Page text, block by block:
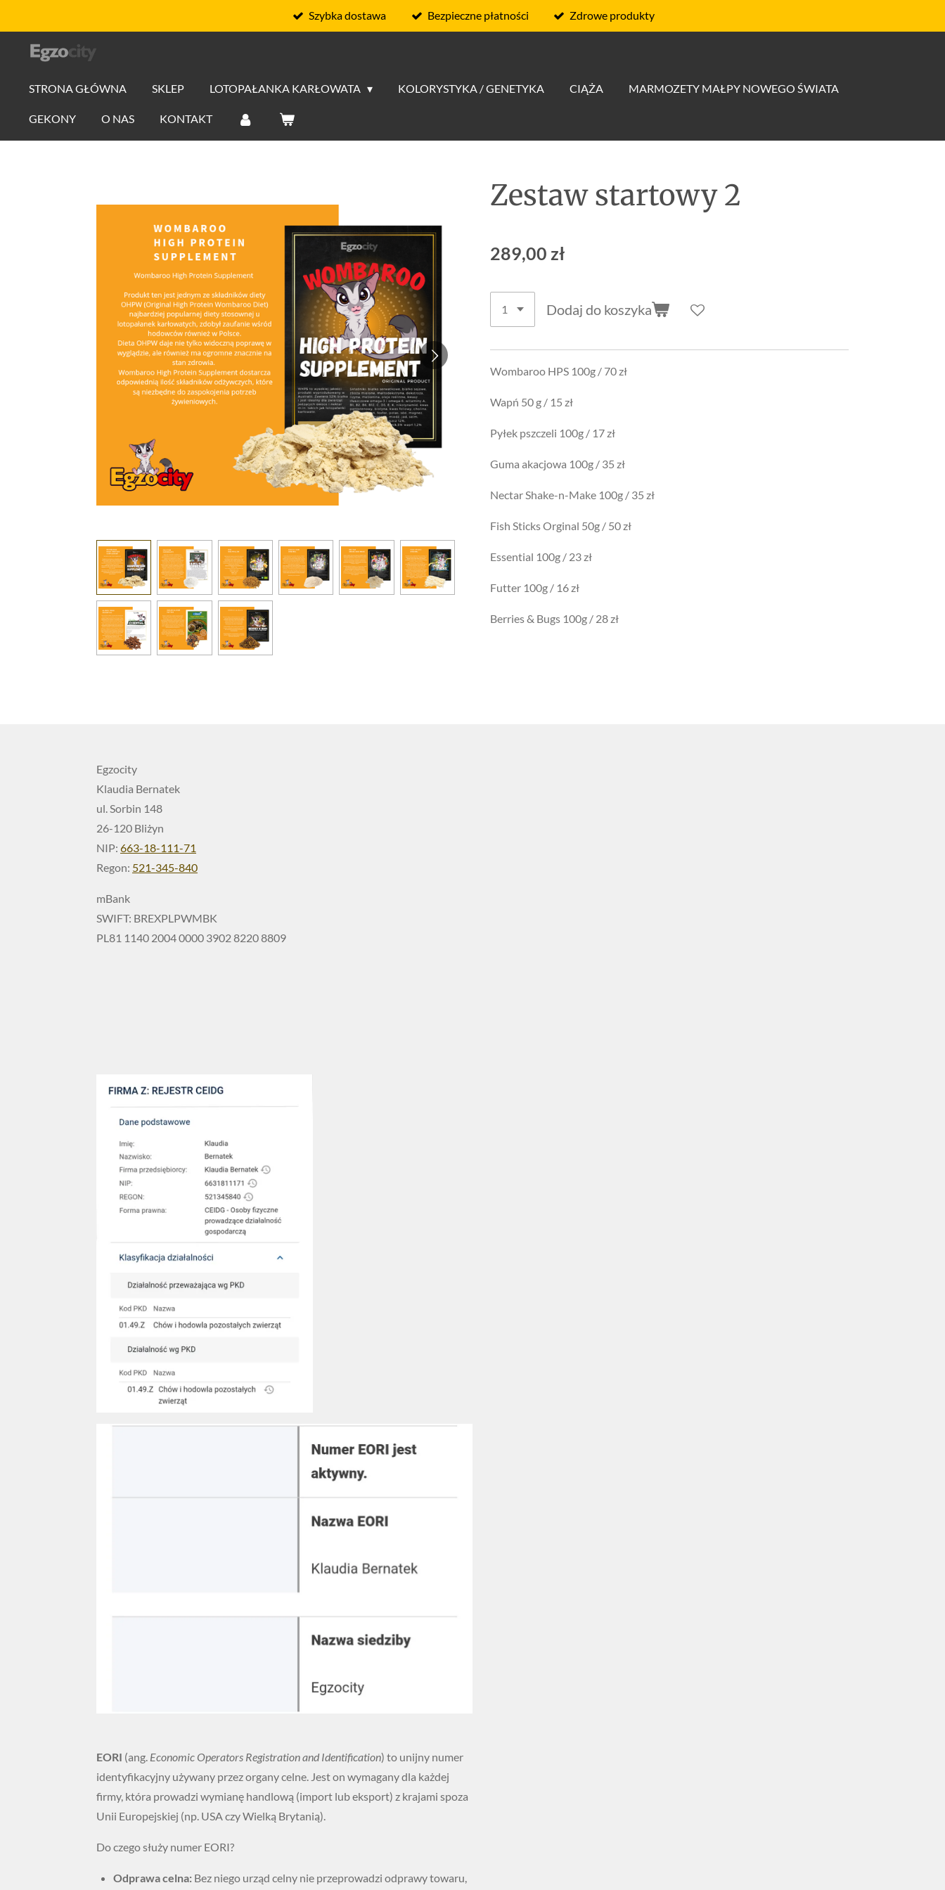
do
głównej
Szybka dostawa Bezpieczne płatności Zdrowe produkty
STRONA GŁÓWNA SKLEP LOTOPAŁANKA KARŁOWATA KOLORYSTYKA / GENETYKA CIĄŻA MARMOZETY MAŁPY NOWEGO ŚWIATA
GEKONY O NAS KONTAKT
Zestaw startowy 2
289,00 zł
Dodaj do koszyka
Wombaroo HPS 100g / 70 zł
Wapń 50 g / 15 zł
Pyłek pszczeli 100g / 17 zł
Guma akacjowa 100g / 35 zł
Nectar Shake-n-Make 100g / 35 zł
Fish Sticks Orginal 50g / 50 zł
Essential 100g / 23 zł
Futter 100g / 16 zł
Berries & Bugs 100g / 28 zł
Egzocity
Klaudia Bernatek
ul. Sorbin 148
26-120 Bliżyn
NIP: 663-18-111-71
Regon: 521-345-840
mBank
SWIFT: BREXPLPWMBK
PL81 1140 2004 0000 3902 8220 8809
EORI (ang. Economic Operators Registration and Identification) to unijny numer
identyfikacyjny używany przez organy celne. Jest on wymagany dla każdej
firmy, która prowadzi wymianę handlową (import lub eksport) z krajami spoza
Unii Europejskiej (np. USA czy Wielką Brytanią).
Do czego służy numer EORI?
Odprawa celna: Bez niego urząd celny nie przeprowadzi odprawy towaru,